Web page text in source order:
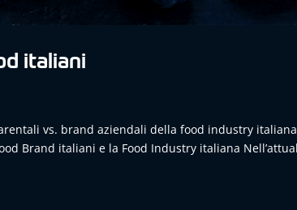
italiani
vs. brand aziendali della food industry italiana
Brand italiani e la Food Industry italiana